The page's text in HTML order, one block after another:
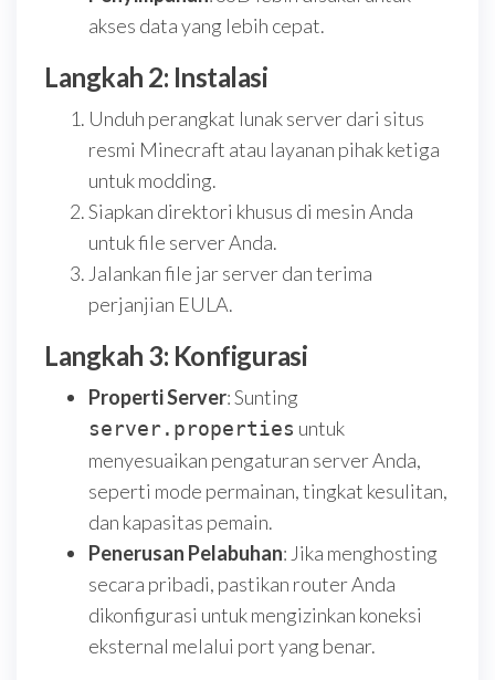
akses data yang lebih cepat.
Langkah 2: Instalasi
Unduh perangkat lunak server dari situs
resmi Minecraft atau layanan pihak ketiga
untuk modding.
Siapkan direktori khusus di mesin Anda
untuk file server Anda.
Jalankan file jar server dan terima
perjanjian EULA.
Langkah 3: Konfigurasi
Properti Server: Sunting
server.properties untuk
menyesuaikan pengaturan server Anda,
seperti mode permainan, tingkat kesulitan,
dan kapasitas pemain.
Penerusan Pelabuhan: Jika menghosting
secara pribadi, pastikan router Anda
dikonfigurasi untuk mengizinkan koneksi
eksternal melalui port yang benar.